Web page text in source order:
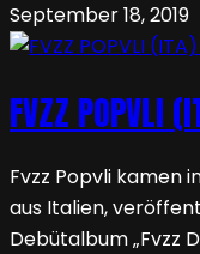
September 18, 2019
FVZZ POPVLI
Fvzz Popvli kamen
aus Italien,
Debütalbum „Fvzz